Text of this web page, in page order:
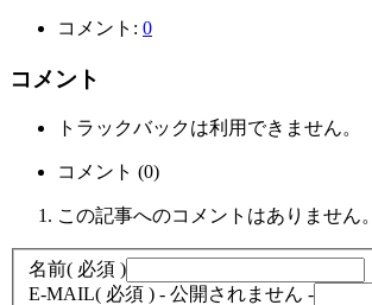
コメント: 0
コメント
トラックバックは利用できません。
コメント (0)
この記事へのコメントはありません。
名前( 必須 )
E-MAIL( 必須 ) - 公開されません -